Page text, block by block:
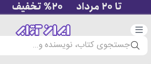
دسته‌بندی
جستجوی کتاب، نویسنده و...